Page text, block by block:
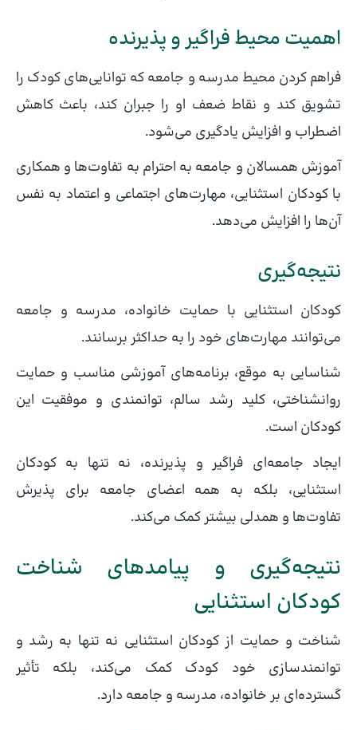
اهمیت محیط فراگیر و پذیرنده
فراهم کردن محیط مدرسه و جامعه که توانایی‌های کودک را
تشویق کند و نقاط ضعف او را جبران کند، باعث کاهش
اضطراب و افزایش یادگیری می‌شود.
آموزش همسالان و جامعه به احترام به تفاوت‌ها و همکاری
با کودکان استثنایی، مهارت‌های اجتماعی و اعتماد به نفس
آن‌ها را افزایش می‌دهد.
نتیجه‌گیری
کودکان استثنایی با حمایت خانواده، مدرسه و جامعه
می‌توانند مهارت‌های خود را به حداکثر برسانند.
شناسایی به موقع، برنامه‌های آموزشی مناسب و حمایت
روانشناختی، کلید رشد سالم، توانمندی و موفقیت این
کودکان است.
ایجاد جامعه‌ای فراگیر و پذیرنده، نه تنها به کودکان
استثنایی، بلکه به همه اعضای جامعه برای پذیرش
تفاوت‌ها و همدلی بیشتر کمک می‌کند.
نتیجه‌گیری و پیامدهای شناخت
کودکان استثنایی
شناخت و حمایت از کودکان استثنایی نه تنها به رشد و
توانمندسازی خود کودک کمک می‌کند، بلکه تأثیر
گسترده‌ای بر خانواده، مدرسه و جامعه دارد.